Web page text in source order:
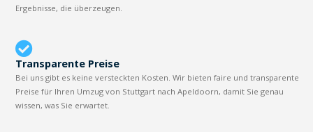
Ergebnisse, die überzeugen.
Transparente Preise
Bei uns gibt es keine versteckten Kosten. Wir bieten faire und transparente
Preise für Ihren Umzug von Stuttgart nach Apeldoorn, damit Sie genau
wissen, was Sie erwartet.